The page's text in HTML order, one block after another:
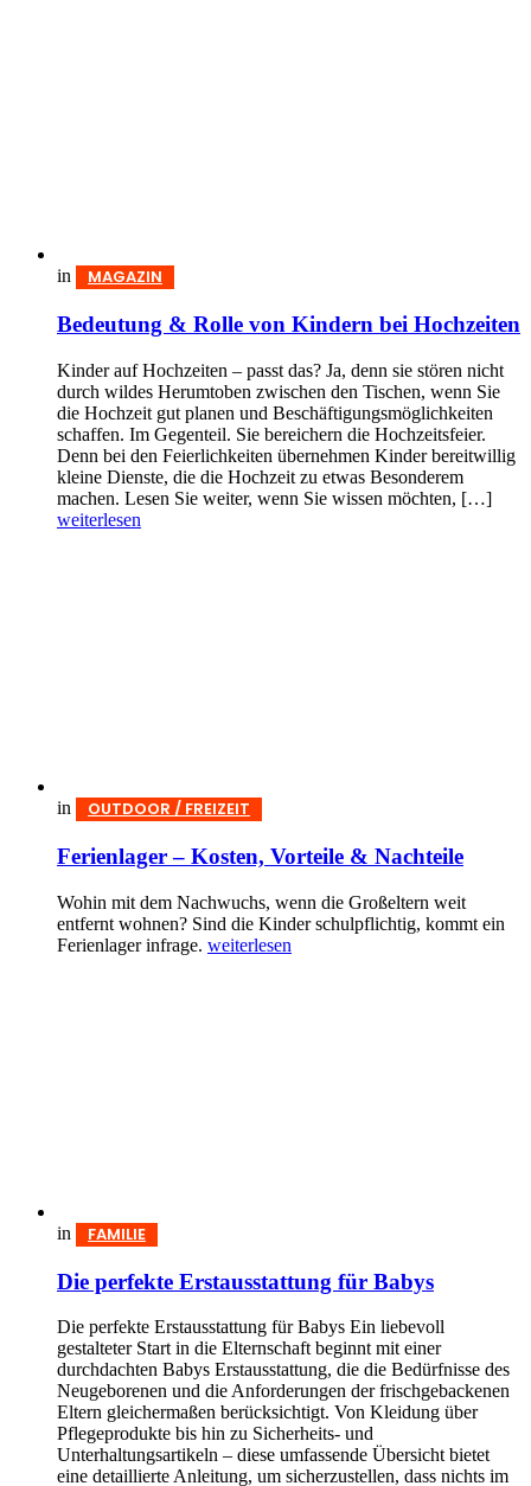
in MAGAZIN
Bedeutung & Rolle von Kindern bei Hochzeiten
Kinder auf Hochzeiten – passt das? Ja, denn sie stören nicht
durch wildes Herumtoben zwischen den Tischen, wenn Sie
die Hochzeit gut planen und Beschäftigungsmöglichkeiten
schaffen. Im Gegenteil. Sie bereichern die Hochzeitsfeier.
Denn bei den Feierlichkeiten übernehmen Kinder bereitwillig
kleine Dienste, die die Hochzeit zu etwas Besonderem
machen. Lesen Sie weiter, wenn Sie wissen möchten, […]
weiterlesen
in OUTDOOR / FREIZEIT
Ferienlager – Kosten, Vorteile & Nachteile
Wohin mit dem Nachwuchs, wenn die Großeltern weit
entfernt wohnen? Sind die Kinder schulpflichtig, kommt ein
Ferienlager infrage. weiterlesen
in FAMILIE
Die perfekte Erstausstattung für Babys
Die perfekte Erstausstattung für Babys Ein liebevoll
gestalteter Start in die Elternschaft beginnt mit einer
durchdachten Babys Erst­aus­stattung, die die Bedürfnisse des
Neugeborenen und die Anforderungen der frischgebackenen
Eltern gleichermaßen berücksichtigt. Von Kleidung über
Pflegeprodukte bis hin zu Sicherheits- und
Unterhaltungsartikeln – diese umfassende Übersicht bietet
eine detaillierte Anleitung, um sicherzustellen, dass nichts im